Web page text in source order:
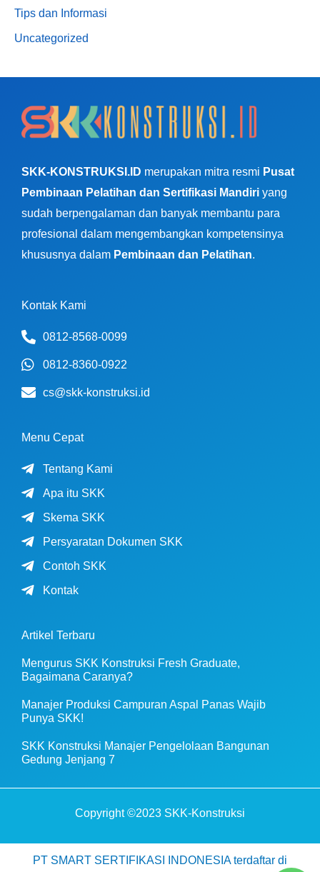
Tips dan Informasi
Uncategorized
SKK-KONSTRUKSI.ID merupakan mitra resmi Pusat
Pembinaan Pelatihan dan Sertifikasi Mandiri yang
sudah berpengalaman dan banyak membantu para
profesional dalam mengembangkan kompetensinya
khususnya dalam Pembinaan dan Pelatihan.
Kontak Kami
0812-8568-0099
0812-8360-0922
cs@skk-konstruksi.id
Menu Cepat
Tentang Kami
Apa itu SKK
Skema SKK
Persyaratan Dokumen SKK
Contoh SKK
Kontak
Artikel Terbaru
Mengurus SKK Konstruksi Fresh Graduate,
Bagaimana Caranya?
Manajer Produksi Campuran Aspal Panas Wajib
Punya SKK!
SKK Konstruksi Manajer Pengelolaan Bangunan
Gedung Jenjang 7
Copyright ©2023 SKK-Konstruksi
PT SMART SERTIFIKASI INDONESIA terdaftar di